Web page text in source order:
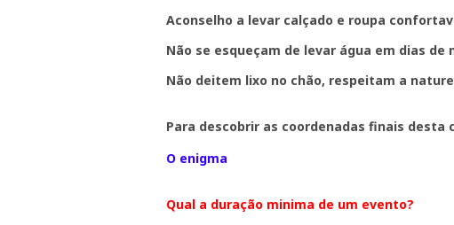
Aconselho a levar calçado e roupa
Não se esqueçam de levar água em dias de
Não deitem lixo no chão, respeitam a
Para descobrir as coordenadas finais
O enigma
Qual a duração minima de um evento?